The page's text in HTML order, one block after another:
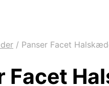
/ Panser Facet
Facet